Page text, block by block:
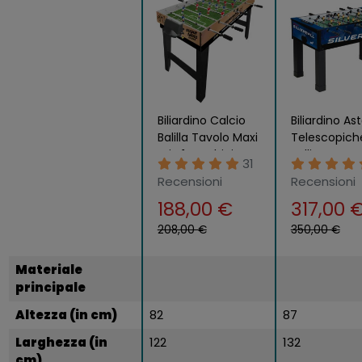
Biliardino Calcio
Balilla Tavolo Maxi
4 in 1 Bambini
Hockey Biliardo
Ping Pong
31
Recensioni
188,00 €
208,00 €
Biliardino
Palline
Calcetto
Calciobalilla
Recensioni
317,00
350,00 €
Materiale
principale
Altezza (in cm) 82 87
Larghezza (in
122 132